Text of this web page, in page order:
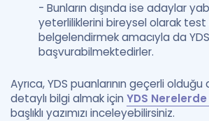
- Bunların dışında ise adaylar
yeterliliklerini bireysel olarak
belgelendirmek amacıyla da
başvurabilmektedirler.
Ayrıca, YDS puanlarının geçerli olduğu
detaylı bilgi almak için YDS
başlıklı yazımızı inceleyebilirsiniz.